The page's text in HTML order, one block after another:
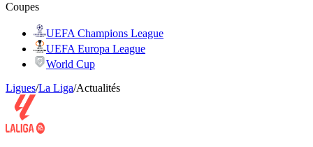
Coupes
UEFA Champions League
UEFA Europa League
World Cup
Ligues/La Liga/Actualités